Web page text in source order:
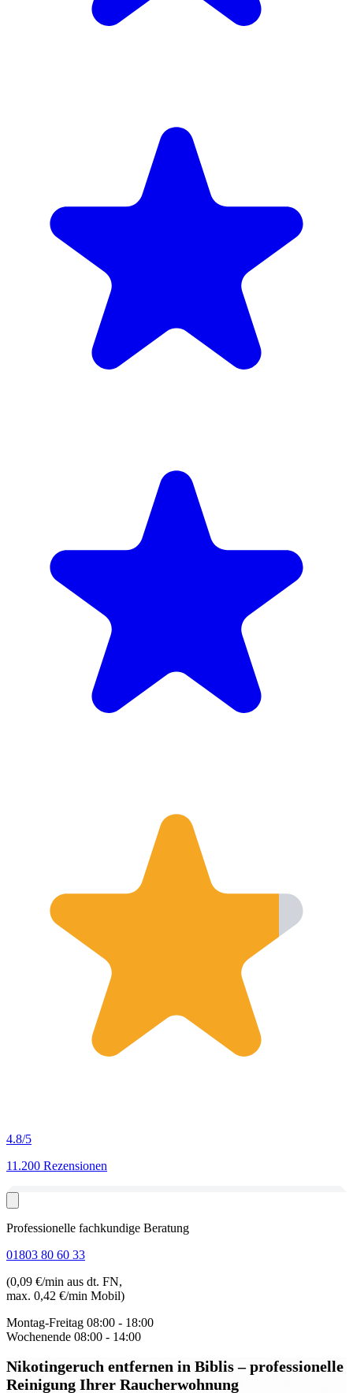
4.8/5
11.200 Rezensionen
Professionelle fachkundige Beratung
01803 80 60 33
(0,09 €/min aus dt. FN,
max. 0,42 €/min Mobil)
Montag-Freitag 08:00 - 18:00
Wochenende 08:00 - 14:00
Nikotingeruch entfernen in Biblis– professionelle
Reinigung Ihrer Raucherwohnung